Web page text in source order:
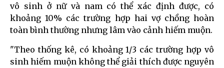
vô sinh ở nữ và nam có thể xác định được, có
khoảng 10% các trường hợp hai vợ chồng hoàn
toàn bình thường nhưng lâm vào cảnh hiếm muộn.
"Theo thống kê, có khoảng 1/3 các trường hợp vô
sinh hiếm muộn không thể giải thích được nguyên